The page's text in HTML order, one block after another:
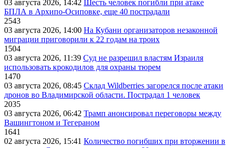
03 августа 2026, 14:42 Шесть человек погибли при атаке
БПЛА в Архипо-Осиповке, еще 40 пострадали
2543
03 августа 2026, 14:00 На Кубани организаторов незаконной
миграции приговорили к 22 годам на троих
1504
03 августа 2026, 11:39 Суд не разрешил властям Израиля
использовать крокодилов для охраны тюрем
1470
03 августа 2026, 08:45 Склад Wildberries загорелся после атаки
дронов во Владимирской области. Пострадал 1 человек
2035
03 августа 2026, 06:42 Трамп анонсировал переговоры между
Вашингтоном и Тегераном
1641
02 августа 2026, 15:41 Количество погибших при вторжении в